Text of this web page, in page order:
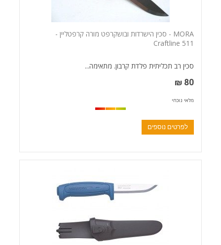
MORA - סכין הישרדות ובושקרפט מורה קרפטליין -
Craftline 511
סכין רב תכליתית פלדת קרבון. מתאימה...
80 ₪
מלאי נוכחי
לפרטים נוספים